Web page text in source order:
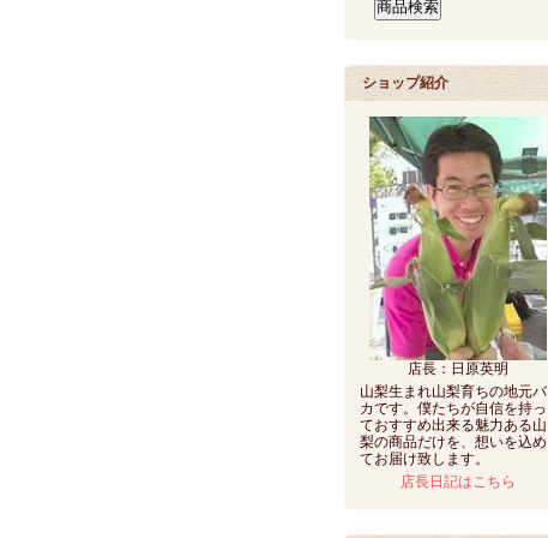
ショップ紹介
店長：日原英明
山梨生まれ山梨育ちの地元バ
カです。僕たちが自信を持っ
ておすすめ出来る魅力ある山
梨の商品だけを、想いを込め
てお届け致します。
店長日記はこちら